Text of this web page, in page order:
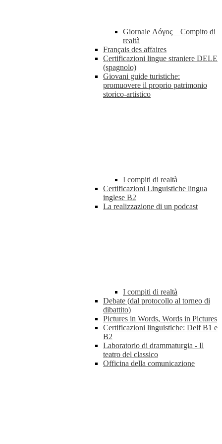
Giornale Λóγος _ Compito di
realtà
Français des affaires
Certificazioni lingue straniere DELE
(spagnolo)
Giovani guide turistiche:
promuovere il proprio patrimonio
storico-artistico
I compiti di realtà
Certificazioni Linguistiche lingua
inglese B2
La realizzazione di un podcast
I compiti di realtà
Debate (dal protocollo al torneo di
dibattito)
Pictures in Words, Words in Pictures
Certificazioni linguistiche: Delf B1 e
B2
Laboratorio di drammaturgia - Il
teatro del classico
Officina della comunicazione